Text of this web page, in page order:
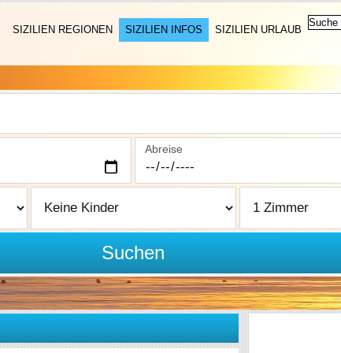
SIZILIEN REGIONEN SIZILIEN INFOS SIZILIEN URLAUB
Abreise
Suchen